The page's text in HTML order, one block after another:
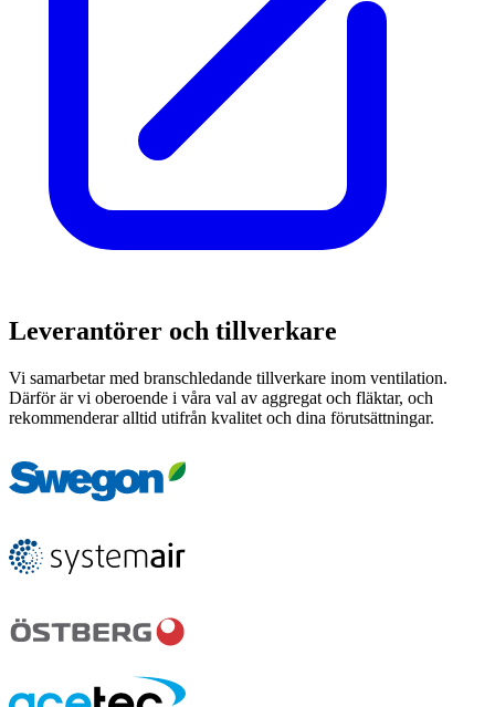
Leverantörer och tillverkare
Vi samarbetar med branschledande tillverkare inom ventilation.
Därför är vi oberoende i våra val av aggregat och fläktar, och
rekommenderar alltid utifrån kvalitet och dina förutsättningar.